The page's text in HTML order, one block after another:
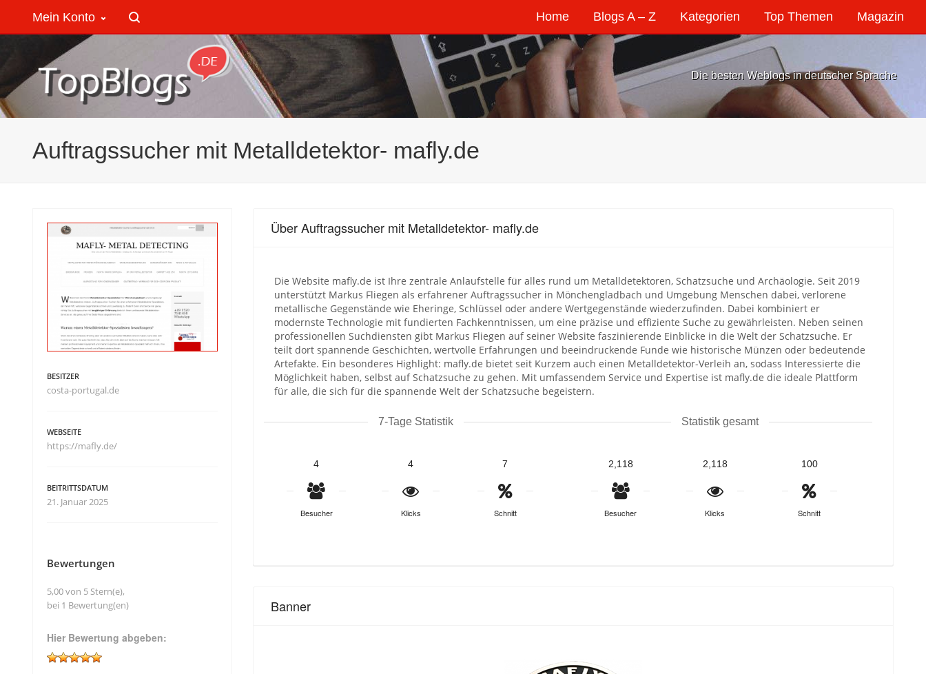
Home Blogs A – Z Kategorien Top Themen Magazin
Mein Konto
Die besten Weblogs in deutscher Sprache
Auftragssucher mit Metalldetektor- mafly.de
Über Auftragssucher mit Metalldetektor- mafly.de
Die Website mafly.de ist Ihre zentrale Anlaufstelle für alles rund um Metalldetektoren, Schatzsuche und Archäologie. Seit 2019
unterstützt Markus Fliegen als erfahrener Auftragssucher in Mönchengladbach und Umgebung Menschen dabei, verlorene
metallische Gegenstände wie Eheringe, Schlüssel oder andere Wertgegenstände wiederzufinden. Dabei kombiniert er
modernste Technologie mit fundierten Fachkenntnissen, um eine präzise und effiziente Suche zu gewährleisten. Neben seinen
professionellen Suchdiensten gibt Markus Fliegen auf seiner Website faszinierende Einblicke in die Welt der Schatzsuche. Er
teilt dort spannende Geschichten, wertvolle Erfahrungen und beeindruckende Funde wie historische Münzen oder bedeutende
Artefakte. Ein besonderes Highlight: mafly.de bietet seit Kurzem auch einen Metalldetektor-Verleih an, sodass Interessierte die
Möglichkeit haben, selbst auf Schatzsuche zu gehen. Mit umfassendem Service und Expertise ist mafly.de die ideale Plattform
für alle, die sich für die spannende Welt der Schatzsuche begeistern.
7-Tage Statistik
4
Besucher
4
Klicks
7
Schnitt
Statistik gesamt
2,118
Besucher
2,118
Klicks
100
Schnitt
Banner
BESITZER
costa-portugal.de
WEBSEITE
https://mafly.de/
BEITRITTSDATUM
21. Januar 2025
Bewertungen
5,00 von 5 Stern(e),
bei 1 Bewertung(en)
Hier Bewertung abgeben: